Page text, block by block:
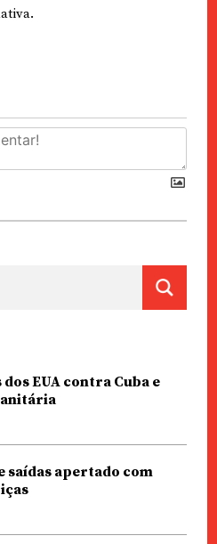
EUA contra Cuba e
saídas apertado com